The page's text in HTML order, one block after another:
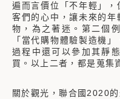
遍而言價位「不年輕」
客們的心中，讓未來的
物，為之著迷。第二個
「當代購物體驗製造機
過程中還可以參加其靜
買。以上二者，都是蒐集
關於觀光，聯合國2020